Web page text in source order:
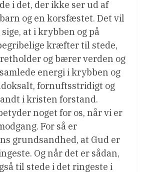
i det, der ikke ser ud af
og en korsfæstet. Det vil
at i krybben og på
kræfter til stede,
og bærer verden og
energi i krybben og
fornuftsstridigt og
i kristen forstand.
noget for os, når vi er
For så er
grundsandhed, at Gud er
Og når det er sådan,
til stede i det ringeste i